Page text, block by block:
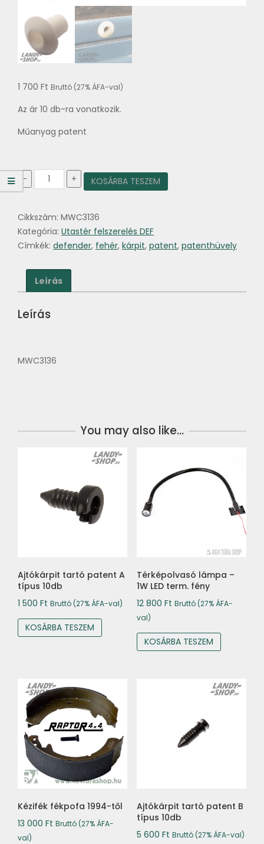
1 700 Ft Bruttó (27% ÁFA-val)
Az ár 10 db-ra vonatkozik.
Műanyag patent
-
Patent
hüvely
mennyiség
+ KOSÁRBA TESZEM
Cikkszám: MWC3136
Kategória: Utastér felszerelés DEF
Címkék: defender, fehér, kárpit, patent, patenthüvely
Leírás
Leírás
MWC3136
You may also like…
Ajtókárpit tartó patent A
típus 10db
1 500 Ft Bruttó (27% ÁFA-val)
KOSÁRBA TESZEM
Térképolvasó lámpa –
1W LED term. fény
12 800 Ft Bruttó (27% ÁFA-
val)
KOSÁRBA TESZEM
Kézifék fékpofa 1994-től
13 000 Ft Bruttó (27% ÁFA-
val)
Ajtókárpit tartó patent B
típus 10db
5 600 Ft Bruttó (27% ÁFA-val)